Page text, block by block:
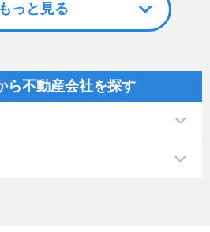
もっと見る
ら不動産会社を探す